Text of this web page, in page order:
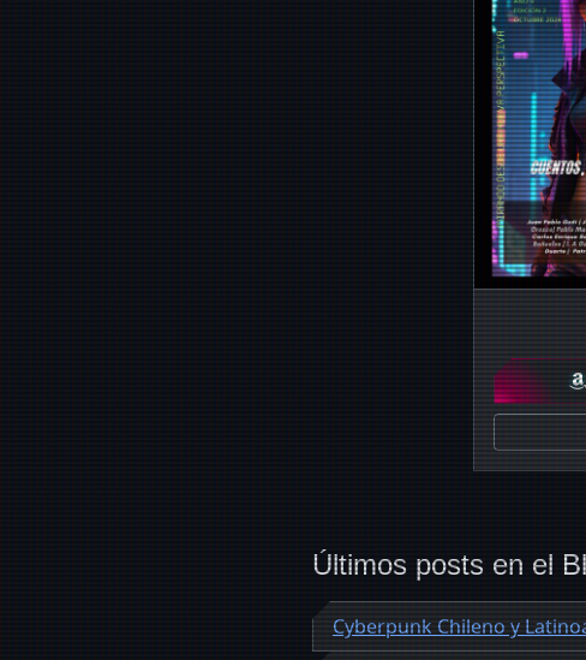
Últimos posts en el
Cyberpunk Chileno y